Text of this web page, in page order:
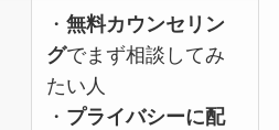
・無料カウンセリン
グでまず相談してみ
たい人
・ プライバシーに配